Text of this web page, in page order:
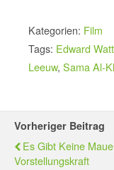
Kategorien: Film
Tags: Edward
Leeuw, Sama Al-
Vorheriger Beitrag
Es Gibt Keine
Vorstellungskraft